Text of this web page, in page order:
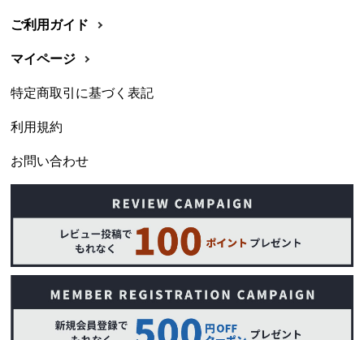
ご利用ガイド
マイページ
特定商取引に基づく表記
利用規約
お問い合わせ